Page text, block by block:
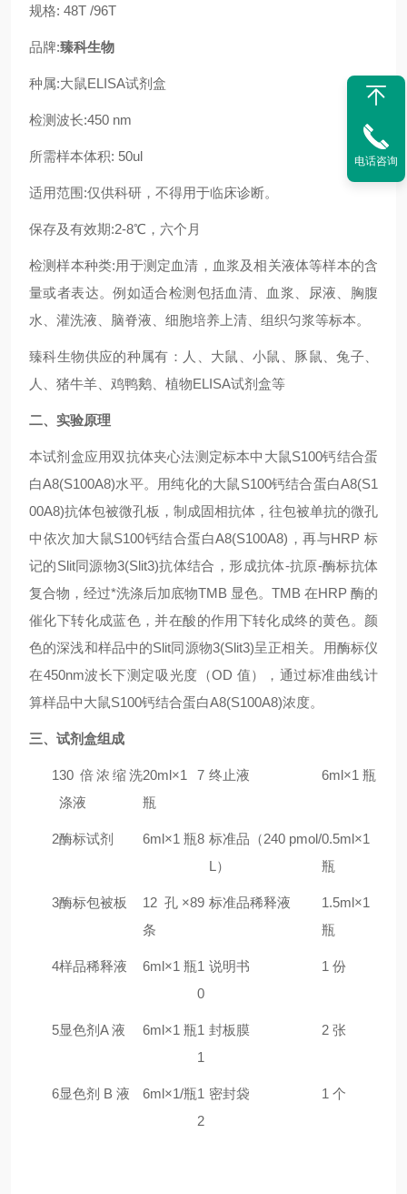
规格: 48T /96T
品牌:臻科生物
种属:大鼠ELISA试剂盒
检测波长:450 nm
所需样本体积: 50ul
适用范围:仅供科研，不得用于临床诊断。
保存及有效期:2-8℃，六个月
检测样本种类:用于测定血清，血浆及相关液体等样本的含
量或者表达。例如适合检测包括血清、血浆、尿液、胸腹
水、灌洗液、脑脊液、细胞培养上清、组织匀浆等标本。
臻科生物供应的种属有：人、大鼠、小鼠、豚鼠、兔子、
人、猪牛羊、鸡鸭鹅、植物ELISA试剂盒等
二、实验原理
本试剂盒应用双抗体夹心法测定标本中 大鼠S100钙结合蛋
白A8(S100A8)水平。用纯化的大鼠S100钙结合蛋白A8(S1
00A8)抗体包被微孔板，制成固相抗体，往包被单抗的微孔
中依次加大鼠S100钙结合蛋白A8(S100A8) ，再与HRP 标
记的Slit同源物3(Slit3)抗体结合，形成抗体-抗原-酶标抗体
复合物，经过*洗涤后加底物TMB 显色。TMB 在HRP 酶的
催化下转化成蓝色，并在酸的作用下转化成终的黄色。颜
色的深浅和样品中的Slit同源物3(Slit3)呈正相关。用酶标仪
在450nm波长下测定吸光度（OD 值），通过标准曲线计
算样品中大鼠S100钙结合蛋白A8(S100A8)浓度。
三、试剂盒组成
130 倍浓缩洗
涤液
20ml×1
瓶
7 终止液 6ml×1 瓶
2酶标试剂 6ml×1 瓶8 标准品（240 pmol/
L）
0.5ml×1
瓶
3酶标包被板
12 孔×8
条
9 标准品稀释液
1.5ml×1
瓶
4样品稀释液 6ml×1 瓶1
0
说明书 1 份
5显色剂A 液 6ml×1 瓶1
1
封板膜 2 张
6显色剂 B 液 6ml×1/瓶1
2
密封袋 1 个
电话咨询